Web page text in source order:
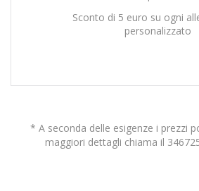
Sconto di 5 euro su ogni
personalizzato
* A seconda delle esigenze i prezzi
maggiori dettagli chiama il